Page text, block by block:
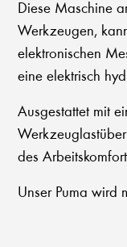
Diese Maschine
Werkzeugen,
elektronischen
eine elektrisch
Ausgestattet mit
des
Unser Puma wird